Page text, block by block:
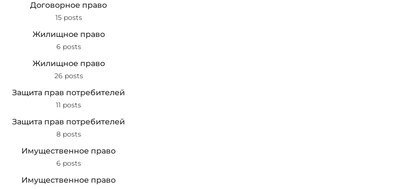
Договорное право
15 posts
Жилищное право
6 posts
Жилищное право
26 posts
Защита прав потребителей
11 posts
Защита прав потребителей
8 posts
Имущественное право
6 posts
Имущественное право